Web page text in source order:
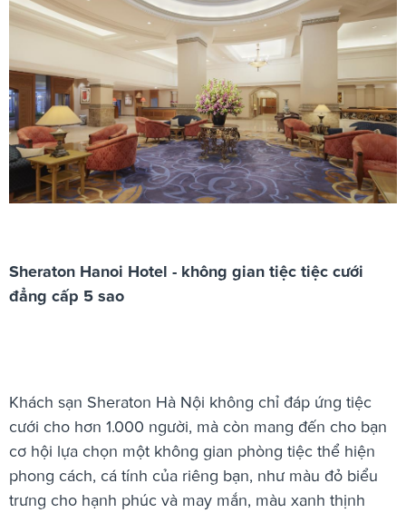
Sheraton Hanoi Hotel - không gian tiệc tiệc cưới
đẳng cấp 5 sao
Khách sạn Sheraton Hà Nội không chỉ đáp ứng tiệc
cưới cho hơn 1.000 người, mà còn mang đến cho bạn
cơ hội lựa chọn một không gian phòng tiệc thể hiện
phong cách, cá tính của riêng bạn, như màu đỏ biểu
trưng cho hạnh phúc và may mắn, màu xanh thịnh